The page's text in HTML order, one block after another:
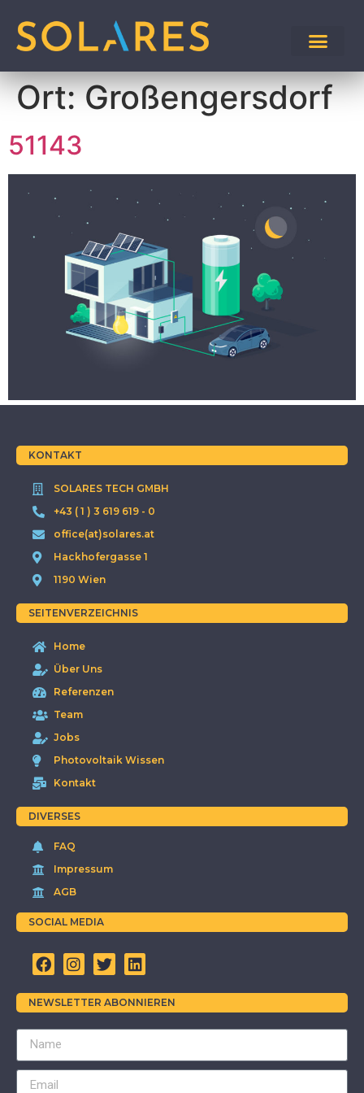
Ort:Großengersdorf
51143
KONTAKT
SOLARES TECH GMBH
+43 ( 1 ) 3 619 619 - 0
office(at)solares.at
Hackhofergasse 1
1190 Wien
SEITENVERZEICHNIS
Home
Über Uns
Referenzen
Team
Jobs
Photovoltaik Wissen
Kontakt
DIVERSES
FAQ
Impressum
AGB
SOCIAL MEDIA
NEWSLETTER ABONNIEREN